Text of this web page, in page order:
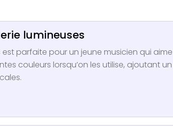
lumineuses
parfaite pour un jeune musicien qui aime
couleurs lorsqu’on les utilise, ajoutant un